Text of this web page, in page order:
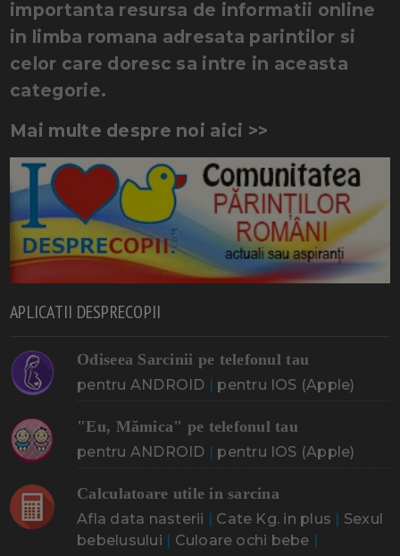
importanta resursa de informatii online
in limba romana adresata parintilor si
celor care doresc sa intre in aceasta
categorie.
Mai multe despre noi aici >>
APLICATII DESPRECOPII
Odiseea Sarcinii pe telefonul tau
pentru ANDROID | pentru IOS (Apple)
"Eu, Mămica" pe telefonul tau
pentru ANDROID | pentru IOS (Apple)
Calculatoare utile in sarcina
Afla data nasterii | Cate Kg. in plus | Sexul
bebelusului | Culoare ochi bebe |